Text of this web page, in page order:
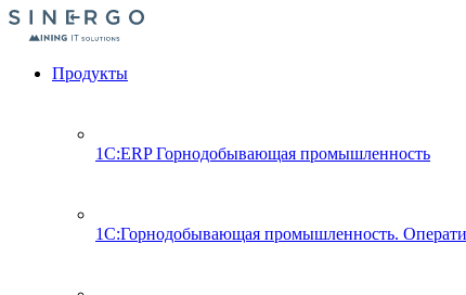
Продукты
1С:ERP Горнодобывающая промышленность
1С:Горнодобывающая промышленность.